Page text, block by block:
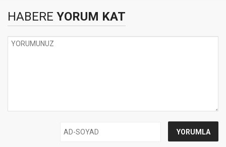
HABERE YORUM KAT